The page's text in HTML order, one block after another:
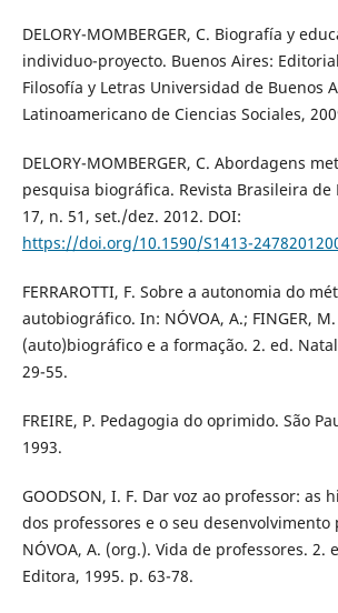
DELORY-MOMBERGER, C. Biografía y
individuo-proyecto. Buenos Aires:
Filosofía y Letras Universidad de Buenos
Latinoamericano de Ciencias Sociales,
DELORY-MOMBERGER, C. Abordagens
pesquisa biográfica. Revista Brasileira de
17, n. 51, set./dez. 2012. DOI:
https://doi.org/10.1590/S1413-
FERRAROTTI, F. Sobre a autonomia do
autobiográfico. In: NÓVOA, A.; FINGER,
(auto)biográfico e a formação. 2. ed.
29-55.
FREIRE, P. Pedagogia do oprimido. São
1993.
GOODSON, I. F. Dar voz ao professor: as
dos professores e o seu
NÓVOA, A. (org.). Vida de professores. 2.
Editora, 1995. p. 63-78.